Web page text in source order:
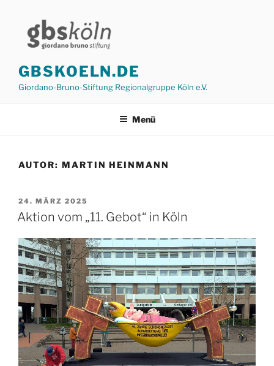
springen
GBSKOELN.DE
Giordano-Bruno-Stiftung Regionalgruppe Köln e.V.
Menü
AUTOR: MARTIN HEINMANN
VERÖFFENTLICHT
AM
24. MÄRZ 2025
Aktion vom „11. Gebot“ in Köln